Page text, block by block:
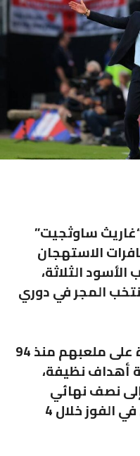
ساوثجيت”
الاستهجان
الثلاثة،
المجر في دوري
وتعرض الإنجليز لأثقل خسارة على ملعبهم منذ 94
أهداف نظيفة،
نصف نهائي
البطولة القارية، بعد الفشل في الفوز خلال 4